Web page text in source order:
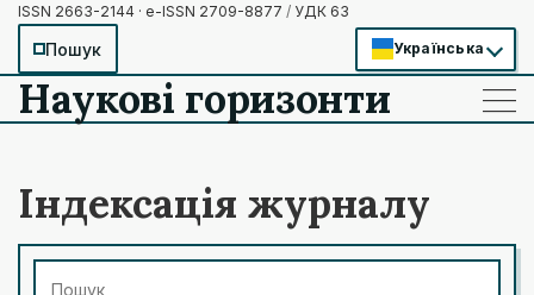
ISSN 2663-2144 · e-ISSN 2709-8877 / УДК 63
Пошук Українська
Наукові горизонти ——
——
——
Індексація журналу